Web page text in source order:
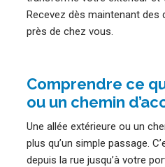
Recevez dès maintenant des
près de chez vous.
Comprendre ce
ou un chemin
Une allée extérieure ou un
plus qu’un simple passage.
depuis la rue jusqu’à votre